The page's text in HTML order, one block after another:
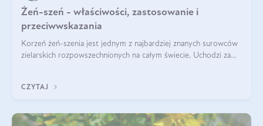
Żeń-szeń - właściwości, zastosowanie i
przeciwwskazania
Korzeń żeń-szenia jest jednym z najbardziej znanych surowców
zielarskich rozpowszechnionych na całym świecie. Uchodzi za
CZYTAJ